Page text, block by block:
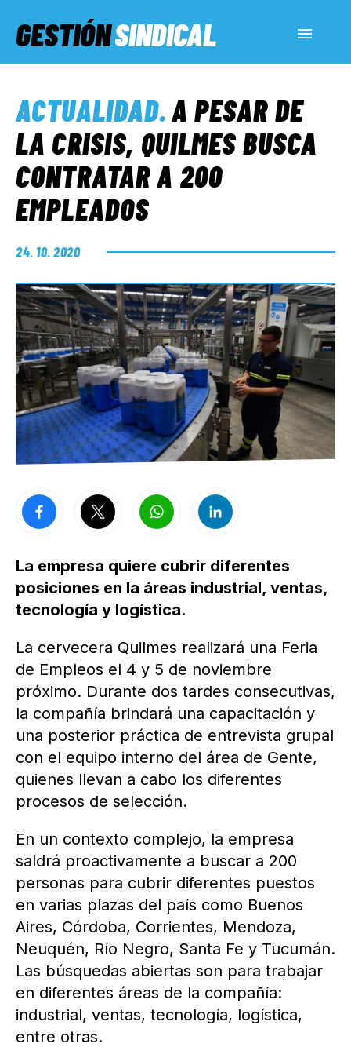
GESTIÓNSINDICAL
SERVICIOS SOCIALES
INFORMES ESPECIALES
FUERA DE MEGÁFONO
EL LADO «G»
ACTUALIDAD.A PESAR DE
LA CRISIS, QUILMES BUSCA
CONTRATAR A 200
EMPLEADOS
24. 10. 2020
La empresa quiere cubrir diferentes
posiciones en la áreas industrial, ventas,
tecnología y logística.
La cervecera Quilmes realizará una Feria
de Empleos el 4 y 5 de noviembre
próximo. Durante dos tardes consecutivas,
la compañía brindará una capacitación y
una posterior práctica de entrevista grupal
con el equipo interno del área de Gente,
quienes llevan a cabo los diferentes
procesos de selección.
En un contexto complejo, la empresa
saldrá proactivamente a buscar a 200
personas para cubrir diferentes puestos
en varias plazas del país como Buenos
Aires, Córdoba, Corrientes, Mendoza,
Neuquén, Río Negro, Santa Fe y Tucumán.
Las búsquedas abiertas son para trabajar
en diferentes áreas de la compañía:
industrial, ventas, tecnología, logística,
entre otras.